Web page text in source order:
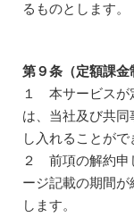
るものとします。
第９条（定額課金
１ 本サービスが
は、当社及び共
し入れることがで
２ 前項の解約申
ージ記載の期間
します。